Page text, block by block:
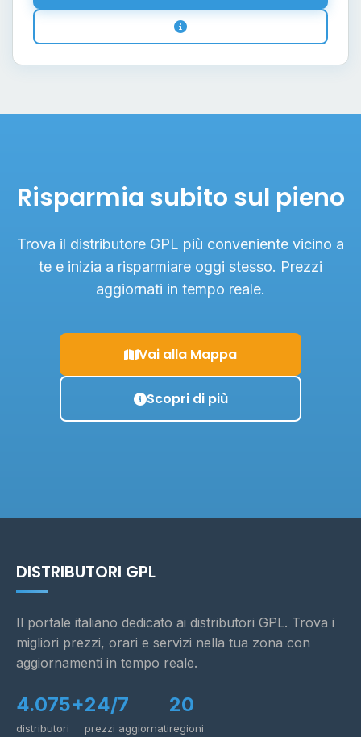
Risparmia subito sul pieno
Trova il distributore GPL più conveniente vicino a
te e inizia a risparmiare oggi stesso. Prezzi
aggiornati in tempo reale.
Vai alla Mappa
Scopri di più
DISTRIBUTORI GPL
Il portale italiano dedicato ai distributori GPL. Trova i
migliori prezzi, orari e servizi nella tua zona con
aggiornamenti in tempo reale.
4.075+
distributori
24/7
prezzi aggiornati
20
regioni